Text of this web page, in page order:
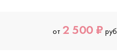
от 2 500 ₽ руб